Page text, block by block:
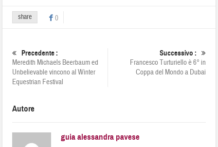
share 0
Precedente :
Meredith Michaels Beerbaum ed
Unbelievable vincono al Winter
Equestrian Festival
Successivo :
Francesco Turturiello è 6° in
Coppa del Mondo a Dubai
Autore
guia alessandra pavese